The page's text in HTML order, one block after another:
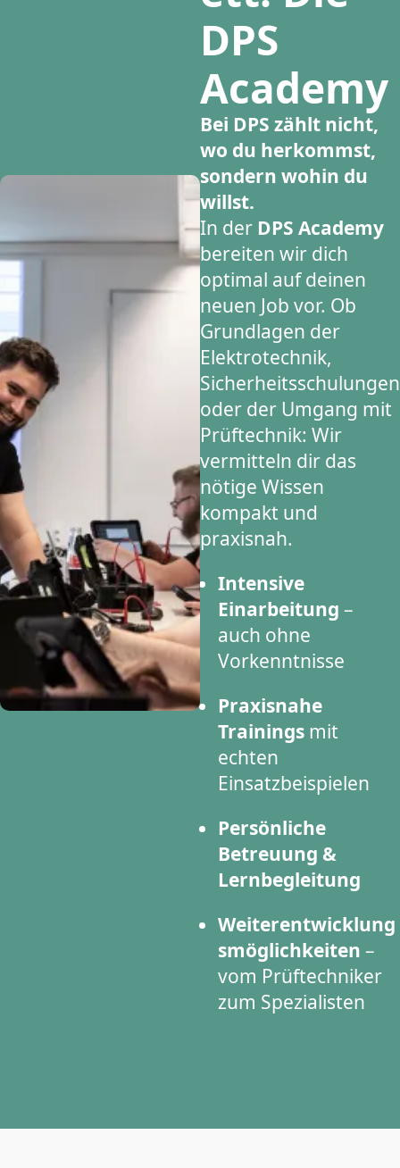
DPS
Academy
Bei DPS zählt nicht,
wo du herkommst,
sondern wohin du
willst.
In der DPS Academy
bereiten wir dich
optimal auf deinen
neuen Job vor. Ob
Grundlagen der
Elektrotechnik,
Sicherheitsschulungen
oder der Umgang mit
Prüftechnik: Wir
vermitteln dir das
nötige Wissen
kompakt und
praxisnah.
Intensive
Einarbeitung –
auch ohne
Vorkenntnisse
Praxisnahe
Trainings mit
echten
Einsatzbeispielen
Persönliche
Betreuung &
Lernbegleitung
Weiterentwicklung
smöglichkeiten –
vom Prüftechniker
zum Spezialisten